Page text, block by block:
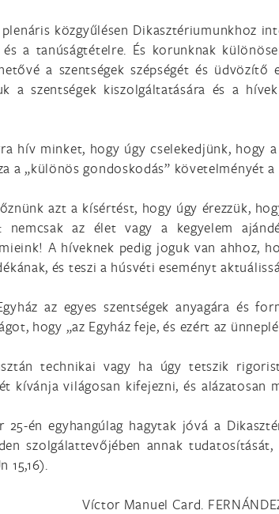
közgyűlésen Dikasztériumunkhoz
a tanúságtételre. És korunknak
a szentségek szépségét és
szentségek kiszolgáltatására és a
hív minket, hogy úgy cselekedjünk, hogy
a „különös gondoskodás” követelményét
azt a kísértést, hogy úgy érezzük,
az élet vagy a kegyelem
A híveknek pedig joguk van ahhoz,
és teszi a húsvéti eseményt
az egyes szentségek anyagára és
hogy „az Egyház feje, és ezért az
technikai vagy ha úgy tetszik
kívánja világosan kifejezni, és alázatosan
én egyhangúlag hagytak jóvá a
szolgálattevőjében annak
15,16).
Víctor Manuel Card.